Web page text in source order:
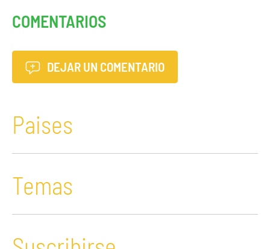
COMENTARIOS
DEJAR UN COMENTARIO
Paises
Temas